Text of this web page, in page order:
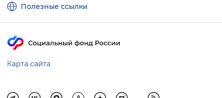
Полезные ссылки
Карта сайта